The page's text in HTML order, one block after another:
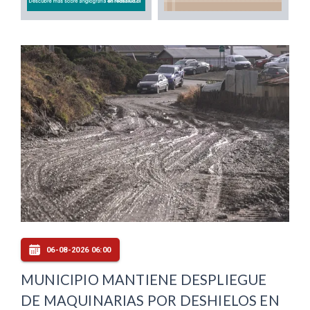
06-08-2026 06:00
MUNICIPIO MANTIENE DESPLIEGUE
DE MAQUINARIAS POR DESHIELOS EN